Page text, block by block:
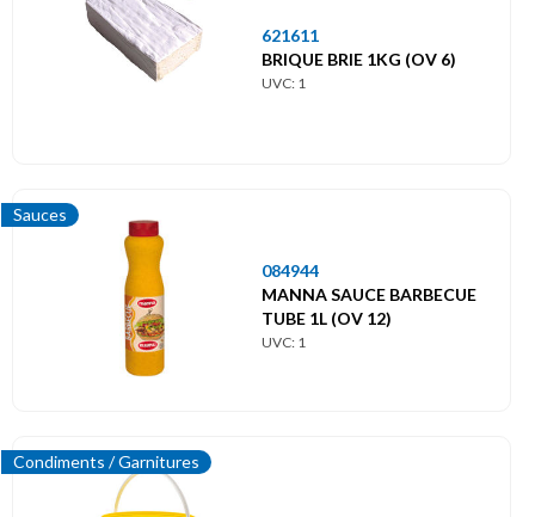
621611
BRIQUE BRIE 1KG (OV 6)
UVC: 1
Sauces
084944
MANNA SAUCE BARBECUE
TUBE 1L (OV 12)
UVC: 1
Condiments / Garnitures